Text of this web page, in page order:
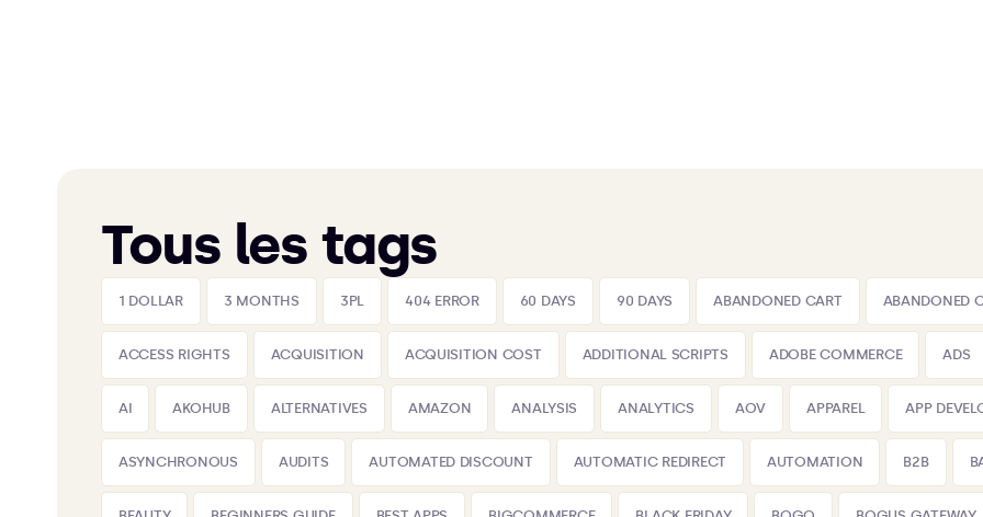
Tous les tags
1 DOLLAR 3 MONTHS 3PL 404 ERROR 60 DAYS 90 DAYS ABANDONED CART ABANDONED
ACCESS RIGHTS ACQUISITION ACQUISITION COST ADDITIONAL SCRIPTS ADOBE COMMERCE ADS
AI AKOHUB ALTERNATIVES AMAZON ANALYSIS ANALYTICS AOV APPAREL APP
ASYNCHRONOUS AUDITS AUTOMATED DISCOUNT AUTOMATIC REDIRECT AUTOMATION B2B